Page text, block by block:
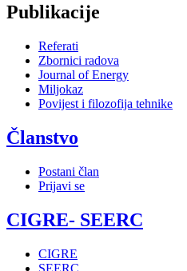
Publikacije
Referati
Zbornici radova
Journal of Energy
Miljokaz
Povijest i filozofija tehnike
Članstvo
Postani član
Prijavi se
CIGRE- SEERC
CIGRE
SEERC